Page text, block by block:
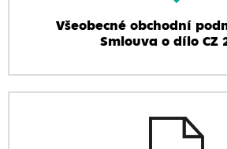
Všeobecné obchodní
Smlouva o dílo CZ